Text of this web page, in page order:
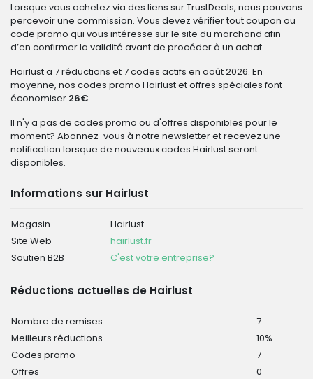
Lorsque vous achetez via des liens sur TrustDeals, nous pouvons
percevoir une commission. Vous devez vérifier tout coupon ou
code promo qui vous intéresse sur le site du marchand afin
d’en confirmer la validité avant de procéder à un achat.
Hairlust a 7 réductions et 7 codes actifs en août 2026. En
moyenne, nos codes promo Hairlust et offres spéciales font
économiser 26€.
Il n'y a pas de codes promo ou d'offres disponibles pour le
moment? Abonnez-vous à notre newsletter et recevez une
notification lorsque de nouveaux codes Hairlust seront
disponibles.
Informations sur Hairlust
Magasin
Hairlust
Site Web
hairlust.fr
Soutien B2B
C'est votre entreprise?
Réductions actuelles de Hairlust
Nombre de remises
7
Meilleurs réductions
10%
Codes promo
7
Offres
0